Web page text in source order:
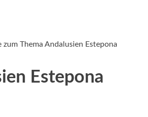
Thema Andalusien Estepona
Estepona